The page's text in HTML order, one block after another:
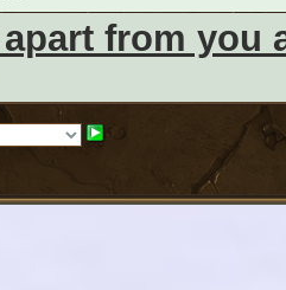
from you